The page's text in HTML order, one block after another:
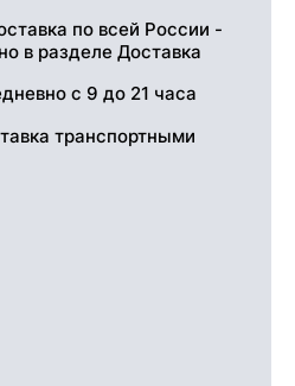
по всей России -
в разделе Доставка
с 9 до 21 часа
транспортными